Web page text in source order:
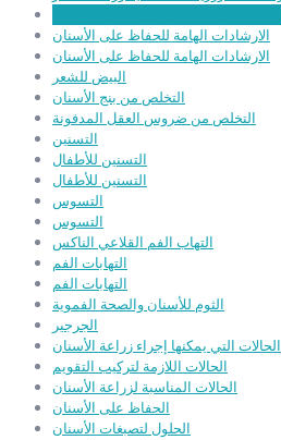
الارشادات الهامة للحفاظ على الأسنان
الارشادات الهامة للحفاظ على الأسنان
البيض للشعر
التخلص من بنج الأسنان
التخلص من ضروس العقل المدفونة
التسنين
التسنين للأطفال
التسنين للأطفال
التسوس
التسوس
التهاب الفم القلاعي الناكس
التهابات الفم
التهابات الفم
الثوم للأسنان والصحة الفموية
الجرجير
الحالات التي يمكنها إجراء زراعة الأسنان
الحالات اللازمة لتركيب التقويم
الحالات المناسبة لزراعة الأسنان
الحفاظ على الأسنان
الحلول لتصبغات الأسنان